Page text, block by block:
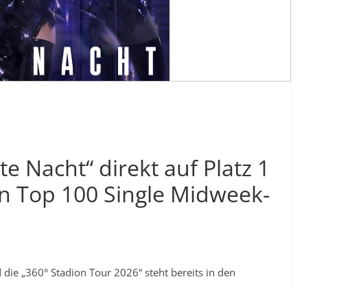
Nacht“ direkt auf Platz 1
Top 100 Single Midweek-
„360° Stadion Tour 2026“ steht bereits in den